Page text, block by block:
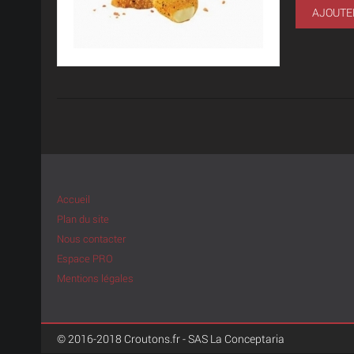
Accueil
Plan du site
Nous contacter
Espace PRO
Mentions légales
© 2016-2018 Croutons.fr - SAS La Conceptaria